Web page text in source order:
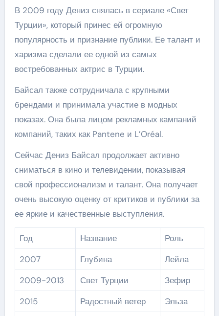
В 2009 году Дениз снялась в сериале «Свет
Турции», который принес ей огромную
популярность и признание публики. Ее талант и
харизма сделали ее одной из самых
востребованных актрис в Турции.
Байсал также сотрудничала с крупными
брендами и принимала участие в модных
показах. Она была лицом рекламных кампаний
компаний, таких как Pantene и L’Oréal.
Сейчас Дениз Байсал продолжает активно
сниматься в кино и телевидении, показывая
свой профессионализм и талант. Она получает
очень высокую оценку от критиков и публики за
ее яркие и качественные выступления.
Год Название
Роль
2007
Глубина
Лейла
2009-2013
Свет Турции
Зефир
2015
Радостный ветер
Эльза